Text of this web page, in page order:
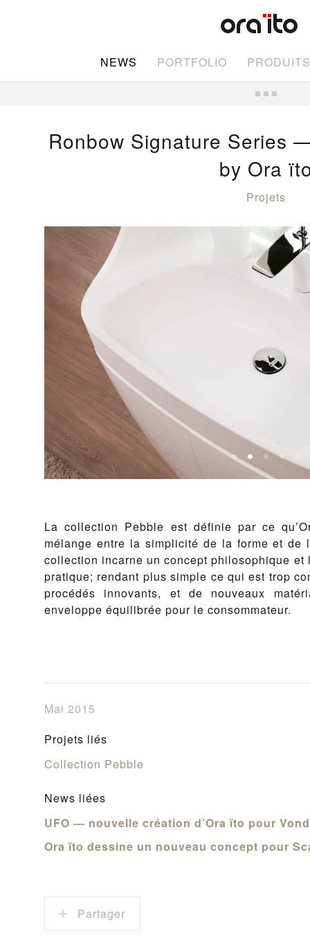
NEWS PORTFOLIO PRODUITS
Ronbow Signature Series
by Ora
Projets
La collection Pebble est définie par ce
mélange entre la simplicité de la forme et
collection incarne un concept philosophique
pratique; rendant plus simple ce qui est trop
procédés innovants, et de nouveaux
enveloppe équilibrée pour le consommateur.
Mai 2015
Projets liés
Collection Pebble
News liées
UFO — nouvelle création d’Ora ïto pour
Ora ïto dessine un nouveau concept pour
Partager